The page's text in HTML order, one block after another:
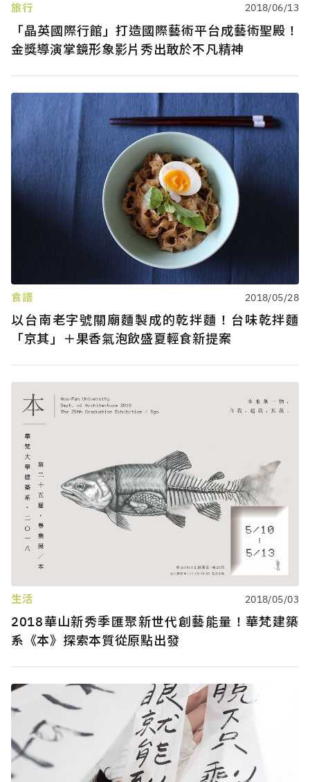
旅行 2018/06/13
「晶英國際行館」打造國際藝術平台成藝術聖殿！
金獎導演掌鏡形象影片秀出敢於不凡精神
食譜 2018/05/28
以台南老字號關廟麵製成的乾拌麵！台味乾拌麵
「京其」＋果香氣泡飲盛夏輕食新提案
生活 2018/05/03
2018華山新秀季匯聚新世代創藝能量！華梵建築
系《本》探索本質從原點出發